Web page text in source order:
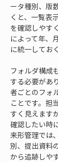
ータ種別、版
くと、一覧表
を確認しやす
によって年、
に統一してお
フォルダ構成
する必要があ
者ごとのフォ
ことです。担
すく見えます
確認したい時
来形管理では
別、提出資料
から追跡しや